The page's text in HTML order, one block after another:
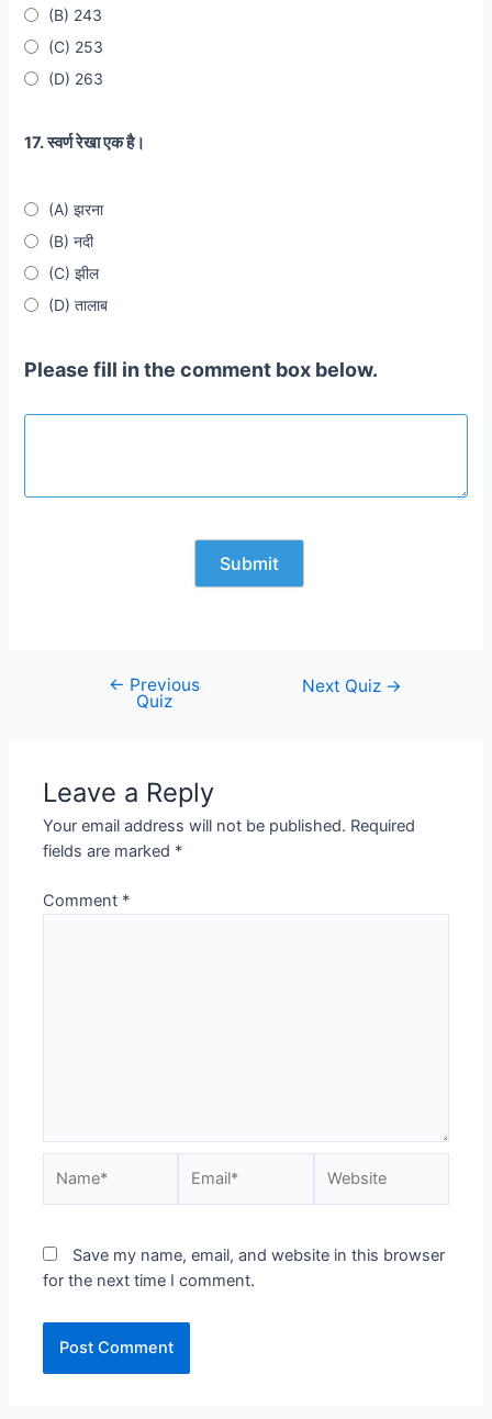
(B) 243
(C) 253
(D) 263
17. स्वर्ण रेखा एक है।
(A) झरना
(B) नदी
(C) झील
(D) तालाब
Please fill in the comment box below.
navigation
← Previous
Quiz
Next Quiz →
Leave a Reply
Your email address will not be published. Required
fields are marked *
Comment *
Save my name, email, and website in this browser
for the next time I comment.